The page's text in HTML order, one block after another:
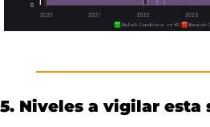
5. Niveles a vigilar esta